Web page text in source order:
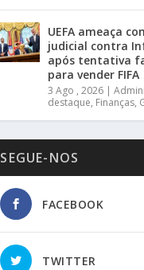
UEFA ameaça
judicial contra
após tentativa
para vender FIFA
3 Ago , 2026 |
destaque, Finanças,
SEGUE-NOS
FACEBOOK
TWITTER